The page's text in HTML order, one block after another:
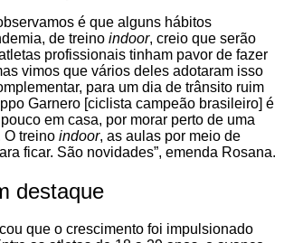
é que alguns hábitos
de treino indoor, creio que serão
profissionais tinham pavor de fazer
vimos que vários deles adotaram isso
para um dia de trânsito ruim
Garnero [ciclista campeão brasileiro] é
em casa, por morar perto de uma
O treino indoor, as aulas por meio de
ficar. São novidades”, emenda Rosana.
destaque
que o crescimento foi impulsionado